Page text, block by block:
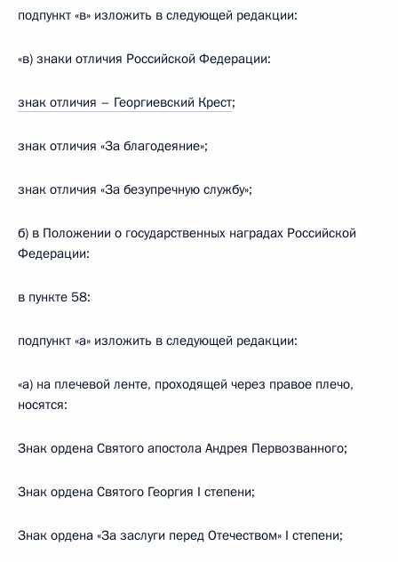
подпункт «в» изложить в следующей редакции:
«в) знаки отличия Российской Федерации:
знак отличия – Георгиевский Крест;
знак отличия «За благодеяние»;
знак отличия «За безупречную службу»;
б) в Положении о государственных наградах Российской
Федерации:
в пункте 58:
подпункт «а» изложить в следующей редакции:
«а) на плечевой ленте, проходящей через правое плечо,
носятся:
Знак ордена Святого апостола Андрея Первозванного;
Знак ордена Святого Георгия I степени;
Знак ордена «За заслуги перед Отечеством» I степени;